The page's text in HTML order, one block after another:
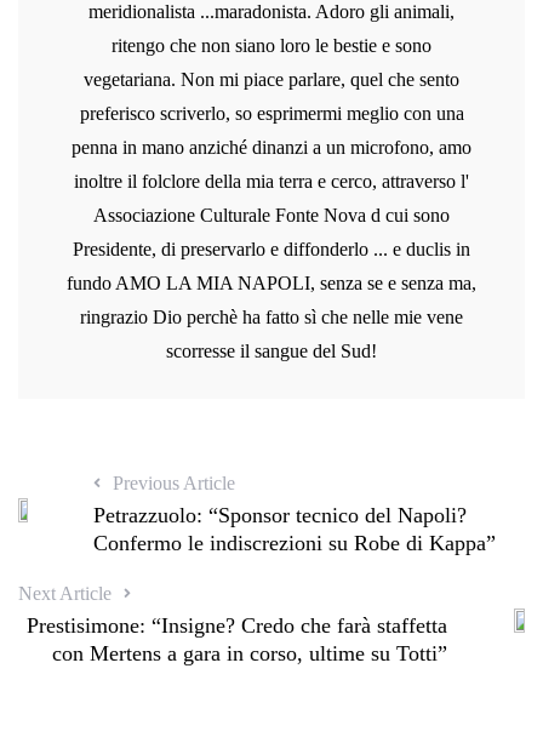
meridionalista ...maradonista. Adoro gli animali,
ritengo che non siano loro le bestie e sono
vegetariana. Non mi piace parlare, quel che sento
preferisco scriverlo, so esprimermi meglio con una
penna in mano anziché dinanzi a un microfono, amo
inoltre il folclore della mia terra e cerco, attraverso l'
Associazione Culturale Fonte Nova d cui sono
Presidente, di preservarlo e diffonderlo ... e duclis in
fundo AMO LA MIA NAPOLI, senza se e senza ma,
ringrazio Dio perchè ha fatto sì che nelle mie vene
scorresse il sangue del Sud!
Previous Article
Petrazzuolo: “Sponsor tecnico del Napoli?
Confermo le indiscrezioni su Robe di Kappa”
Next Article
Prestisimone: “Insigne? Credo che farà staffetta
con Mertens a gara in corso, ultime su Totti”